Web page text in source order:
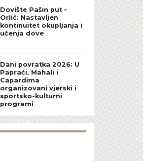
Dovište Pašin put –
Orlić: Nastavljen
kontinuitet okupljanja i
učenja dove
Dani povratka 2026: U
Papraći, Mahali i
Capardima
organizovani vjerski i
sportsko-kulturni
programi